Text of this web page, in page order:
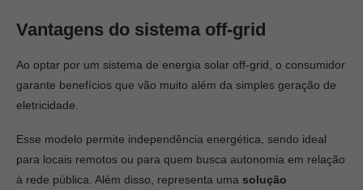
Vantagens do sistema off-grid
Ao optar por um sistema de energia solar off-grid, o consumidor
garante benefícios que vão muito além da simples geração de
eletricidade.
Esse modelo permite independência energética, sendo ideal
para locais remotos ou para quem busca autonomia em relação
à rede pública. Além disso, representa uma solução